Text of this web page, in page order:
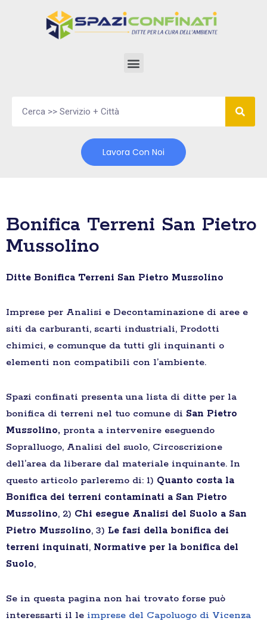
Lavora Con Noi
Bonifica Terreni San Pietro
Mussolino
Ditte Bonifica Terreni San Pietro Mussolino
Imprese per Analisi e Decontaminazione di aree e
siti da carburanti, scarti industriali, Prodotti
chimici, e comunque da tutti gli inquinanti o
elementi non compatibili con l’ambiente.
Spazi confinati presenta una lista di ditte per la
bonifica di terreni nel tuo comune di San Pietro
Mussolino, pronta a intervenire eseguendo
Sopralluogo, Analisi del suolo, Circoscrizione
dell’area da liberare dal materiale inquinante. In
questo articolo parleremo di: 1) Quanto costa la
Bonifica dei terreni contaminati a San Pietro
Mussolino, 2) Chi esegue Analisi del Suolo a San
Pietro Mussolino, 3) Le fasi della bonifica dei
terreni inquinati, Normative per la bonifica del
Suolo,
Se in questa pagina non hai trovato forse può
interessarti il le imprese del Capoluogo di Vicenza